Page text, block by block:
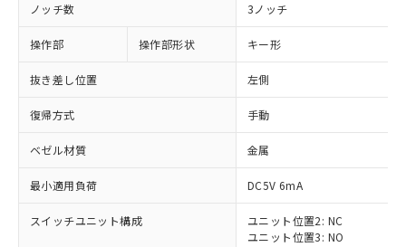
ノッチ数 3ノッチ
操作部 操作部形状 キー形
抜き差し位置 左側
復帰方式 手動
ベゼル材質 金属
最小適用負荷 DC5V 6mA
スイッチユニット構成
ユニット位置2: NC
ユニット位置3: NO